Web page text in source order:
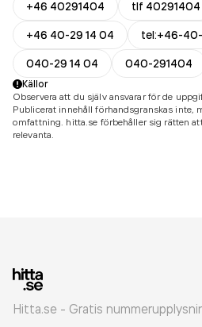
+46 40291404
tlf 40291404
+46 40-29 14 04
tel:+46-
040-29 14 04
040-291404
Källor
Observera att du själv ansvarar för de
Publicerat innehåll förhandsgranskas inte,
omfattning. hitta.se förbehåller sig rätten
relevanta.
Hitta.se - Gratis